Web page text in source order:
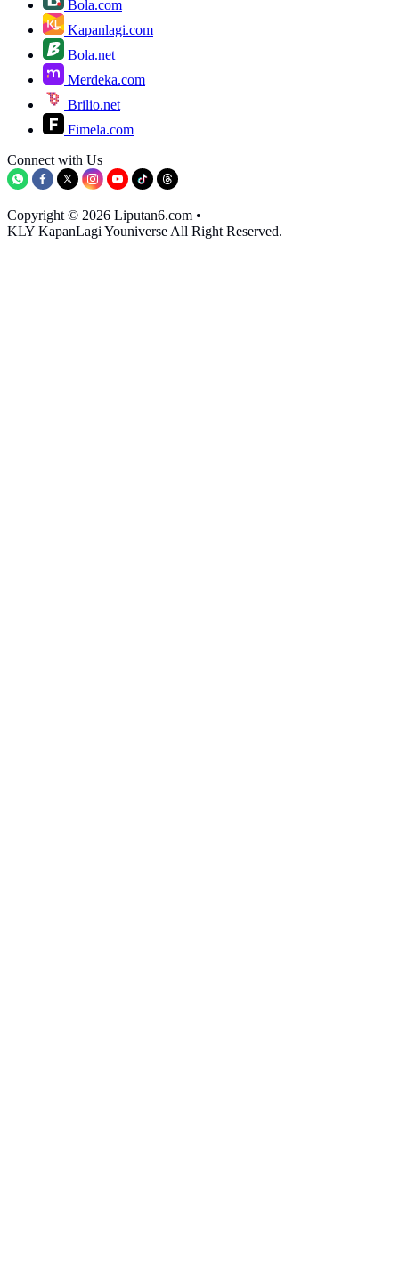
Bola.com
Kapanlagi.com
Bola.net
Merdeka.com
Brilio.net
Fimela.com
Connect with Us
Copyright © 2026 Liputan6.com •
KLY KapanLagi Youniverse All Right Reserved.